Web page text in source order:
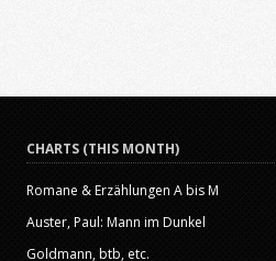
CHARTS (THIS MONTH)
Romane & Erzählungen A bis M
Auster, Paul: Mann im Dunkel
Goldmann, btb, etc.